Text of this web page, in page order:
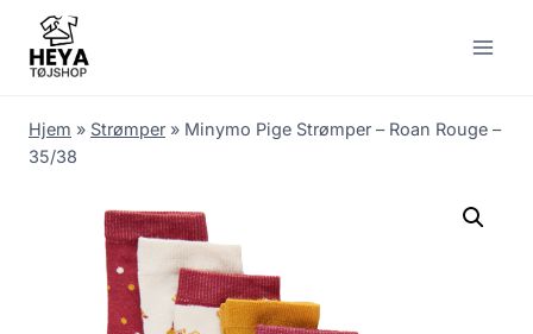
content
Hjem » Strømper » Minymo Pige Strømper – Roan Rouge –
35/38